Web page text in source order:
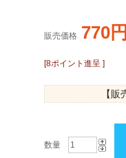
販売価格 770円
[8ポイント進呈 ]
【販
数量